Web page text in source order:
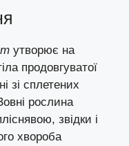
утворює на
продовгуватої
зі сплетених
рослина
звідки і
хвороба